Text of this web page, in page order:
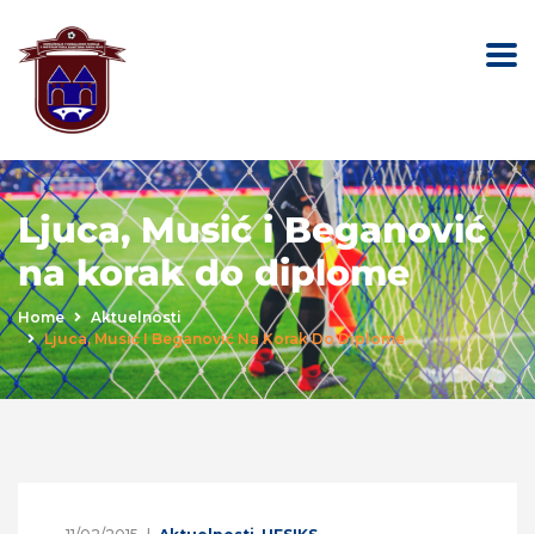
Ljuca, Musić i Beganović
na korak do diplome
Home
Aktuelnosti
Ljuca, Musić I Beganović Na Korak Do Diplome